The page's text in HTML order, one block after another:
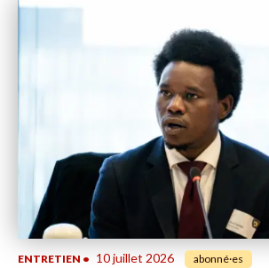
ENTRETIEN • 10 juillet 2026 abonné·es